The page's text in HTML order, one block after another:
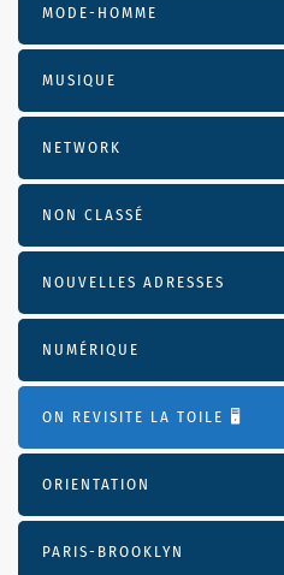
MODE-HOMME
MUSIQUE
NETWORK
NON CLASSÉ
NOUVELLES ADRESSES
NUMÉRIQUE
ON REVISITE LA TOILE 🖥️
ORIENTATION
PARIS-BROOKLYN